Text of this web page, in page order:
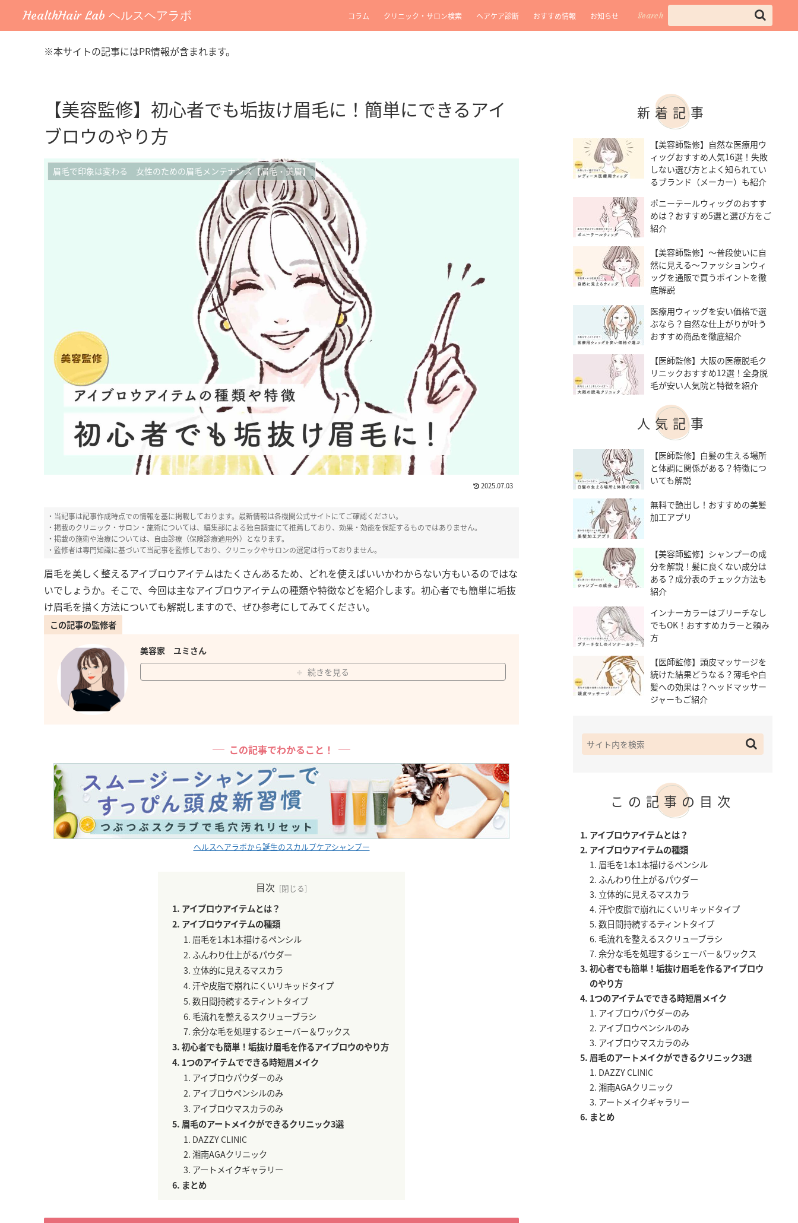
HealthHair Lab ヘルスヘアラボ コラム クリニック・サロン検索 ヘアケア診断 おすすめ情報 お知らせ Search
※本サイトの記事にはPR情報が含まれます。
【美容監修】初心者でも垢抜け眉毛に！簡単にできるアイ
ブロウのやり方
眉毛で印象は変わる 女性のための眉毛メンテナンス【眉毛・美眉】
2025.07.03
・当記事は記事作成時点での情報を基に掲載しております。最新情報は各機関公式サイトにてご確認ください。
・掲載のクリニック・サロン・ 施術については、編集部による独自調査にて推薦しており、効果・効能を保証するものではありません。
・掲載の施術や治療については、自由診療（保険診療適用外）となります。
・監修者は専門知識に基づいて当記事を監修しており、クリニックやサロンの選定は行っておりません。
眉毛を美しく整えるアイブロウアイテムはたくさんあるため、どれを使えばいいかわからない方もいるのではな
いでしょうか。そこで、今回は主なアイブロウアイテムの種類や特徴などを紹介します。初心者でも簡単に垢抜
け眉毛を描く方法についても解説しますので、ぜひ参考にしてみてください。
この記事の監修者
美容家 ユミさん
続きを見る
この記事でわかること！
ヘルスヘアラボから誕生のスカルプケアシャンプー
目次
アイブロウアイテムとは？
アイブロウアイテムの種類
眉毛を1本1本描けるペンシル
ふんわり仕上がるパウダー
立体的に見えるマスカラ
汗や皮脂で崩れにくいリキッドタイプ
数日間持続するティントタイプ
毛流れを整えるスクリューブラシ
余分な毛を処理するシェーバー＆ワックス
初心者でも簡単！垢抜け眉毛を作るアイブロウのやり方
1つのアイテムでできる時短眉メイク
アイブロウパウダーのみ
アイブロウペンシルのみ
アイブロウマスカラのみ
眉毛のアートメイクができるクリニック3選
DAZZY CLINIC
湘南AGAクリニック
アートメイクギャラリー
まとめ
新着記事
【美容師監修】自然な医療用ウ
ィッグおすすめ人気16選！失敗
しない選び方とよく知られてい
るブランド（メーカー）も紹介
ポニーテールウィッグのおすす
めは？おすすめ5選と選び方をご
紹介
【美容師監修】～普段使いに自
然に見える～ファッションウィ
ッグを通販で買うポイントを徹
底解説
医療用ウィッグを安い価格で選
ぶなら？自然な仕上がりが叶う
おすすめ商品を徹底紹介
【医師監修】大阪の医療脱毛ク
リニックおすすめ12選！全身脱
毛が安い人気院と特徴を紹介
人気記事
【医師監修】白髪の生える場所
と体調に関係がある？特徴につ
いても解説
無料で艶出し！おすすめの美髪
加工アプリ
【美容師監修】シャンプーの成
分を解説！髪に良くない成分は
ある？成分表のチェック方法も
紹介
インナーカラーはブリーチなし
でもOK！おすすめカラーと頼み
方
【医師監修】頭皮マッサージを
続けた結果どうなる？薄毛や白
髪への効果は？ヘッドマッサー
ジャーもご紹介
この記事の目次
アイブロウアイテムとは？
アイブロウアイテムの種類
眉毛を1本1本描けるペンシル
ふんわり仕上がるパウダー
立体的に見えるマスカラ
汗や皮脂で崩れにくいリキッドタイプ
数日間持続するティントタイプ
毛流れを整えるスクリューブラシ
余分な毛を処理するシェーバー＆ワックス
初心者でも簡単！垢抜け眉毛を作るアイブロウ
のやり方
1つのアイテムでできる時短眉メイク
アイブロウパウダーのみ
アイブロウペンシルのみ
アイブロウマスカラのみ
眉毛のアートメイクができるクリニック3選
DAZZY CLINIC
湘南AGAクリニック
アートメイクギャラリー
まとめ